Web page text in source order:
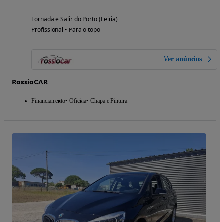
Tornada e Salir do Porto (Leiria)
Profissional • Para o topo
Ver anúncios
RossioCAR
Financiamento Oficina Chapa e Pintura